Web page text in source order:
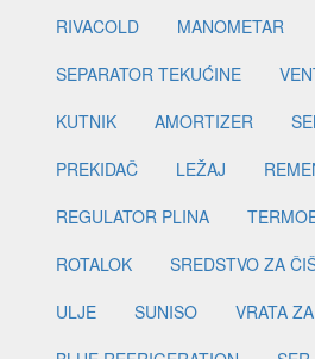
RIVACOLD
MANOMETAR
SEPARATOR TEKUĆINE
KUTNIK
AMORTIZER
PREKIDAČ
LEŽAJ
REGULATOR PLINA
ROTALOK
SREDSTVO ZA
ULJE
SUNISO
VRATA